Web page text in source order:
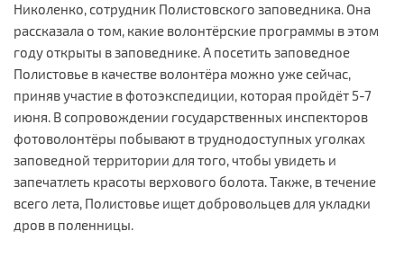
Николенко, сотрудник Полистовского заповедника. Она
рассказала о том, какие волонтёрские программы в этом
году открыты в заповеднике. А посетить заповедное
Полистовье в качестве волонтёра можно уже сейчас,
приняв участие в фотоэкспедиции, которая пройдёт 5-7
июня. В сопровождении государственных инспекторов
фотоволонтёры побывают в труднодоступных уголках
заповедной территории для того, чтобы увидеть и
запечатлеть красоты верхового болота. Также, в течение
всего лета, Полистовье ищет добровольцев для укладки
дров в поленницы.